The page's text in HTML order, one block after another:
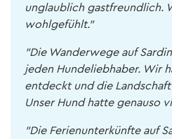
unglaublich gastfreundlich.
wohlgefühlt."
"Die Wanderwege auf
jeden Hundeliebhaber. Wir
entdeckt und die
Unser Hund hatte genauso
"Die Ferienunterkünfte auf